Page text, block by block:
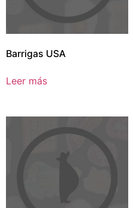
Barrigas USA
Leer más